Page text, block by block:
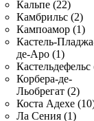
Кальпе (22)
Камбрильс (2)
Кампоамор (1)
Кастель-
де-Аро (1)
Кастельдефельс
Корбера-де-
Льобрегат (2)
Коста Адехе
Ла Сения (1)